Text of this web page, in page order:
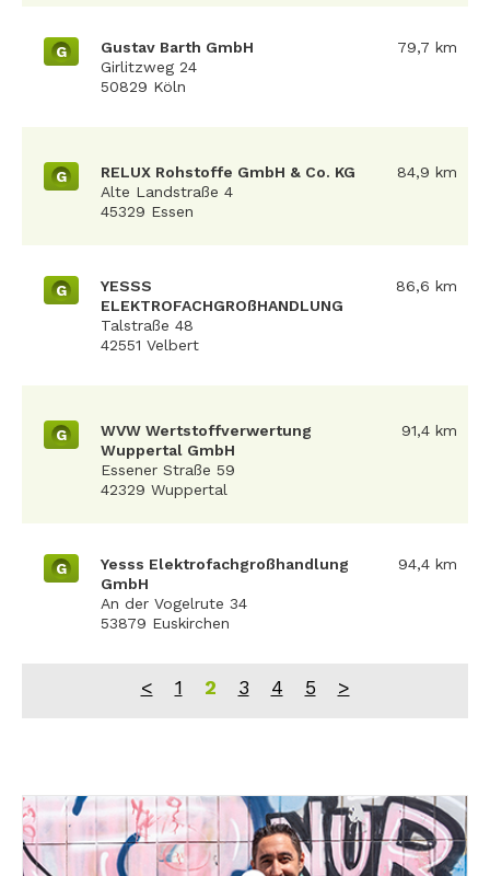
G
Gustav Barth GmbH
Girlitzweg 24
50829 Köln
79,7 km
G
RELUX Rohstoffe GmbH & Co. KG
Alte Landstraße 4
45329 Essen
84,9 km
G
YESSS
ELEKTROFACHGROßHANDLUNG
Talstraße 48
42551 Velbert
86,6 km
G
WVW Wertstoffverwertung
Wuppertal GmbH
Essener Straße 59
42329 Wuppertal
91,4 km
G
Yesss Elektrofachgroßhandlung
GmbH
An der Vogelrute 34
53879 Euskirchen
94,4 km
< 1 2 3 4 5 >